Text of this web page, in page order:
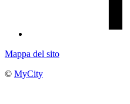
Mappa del sito
© MyCity